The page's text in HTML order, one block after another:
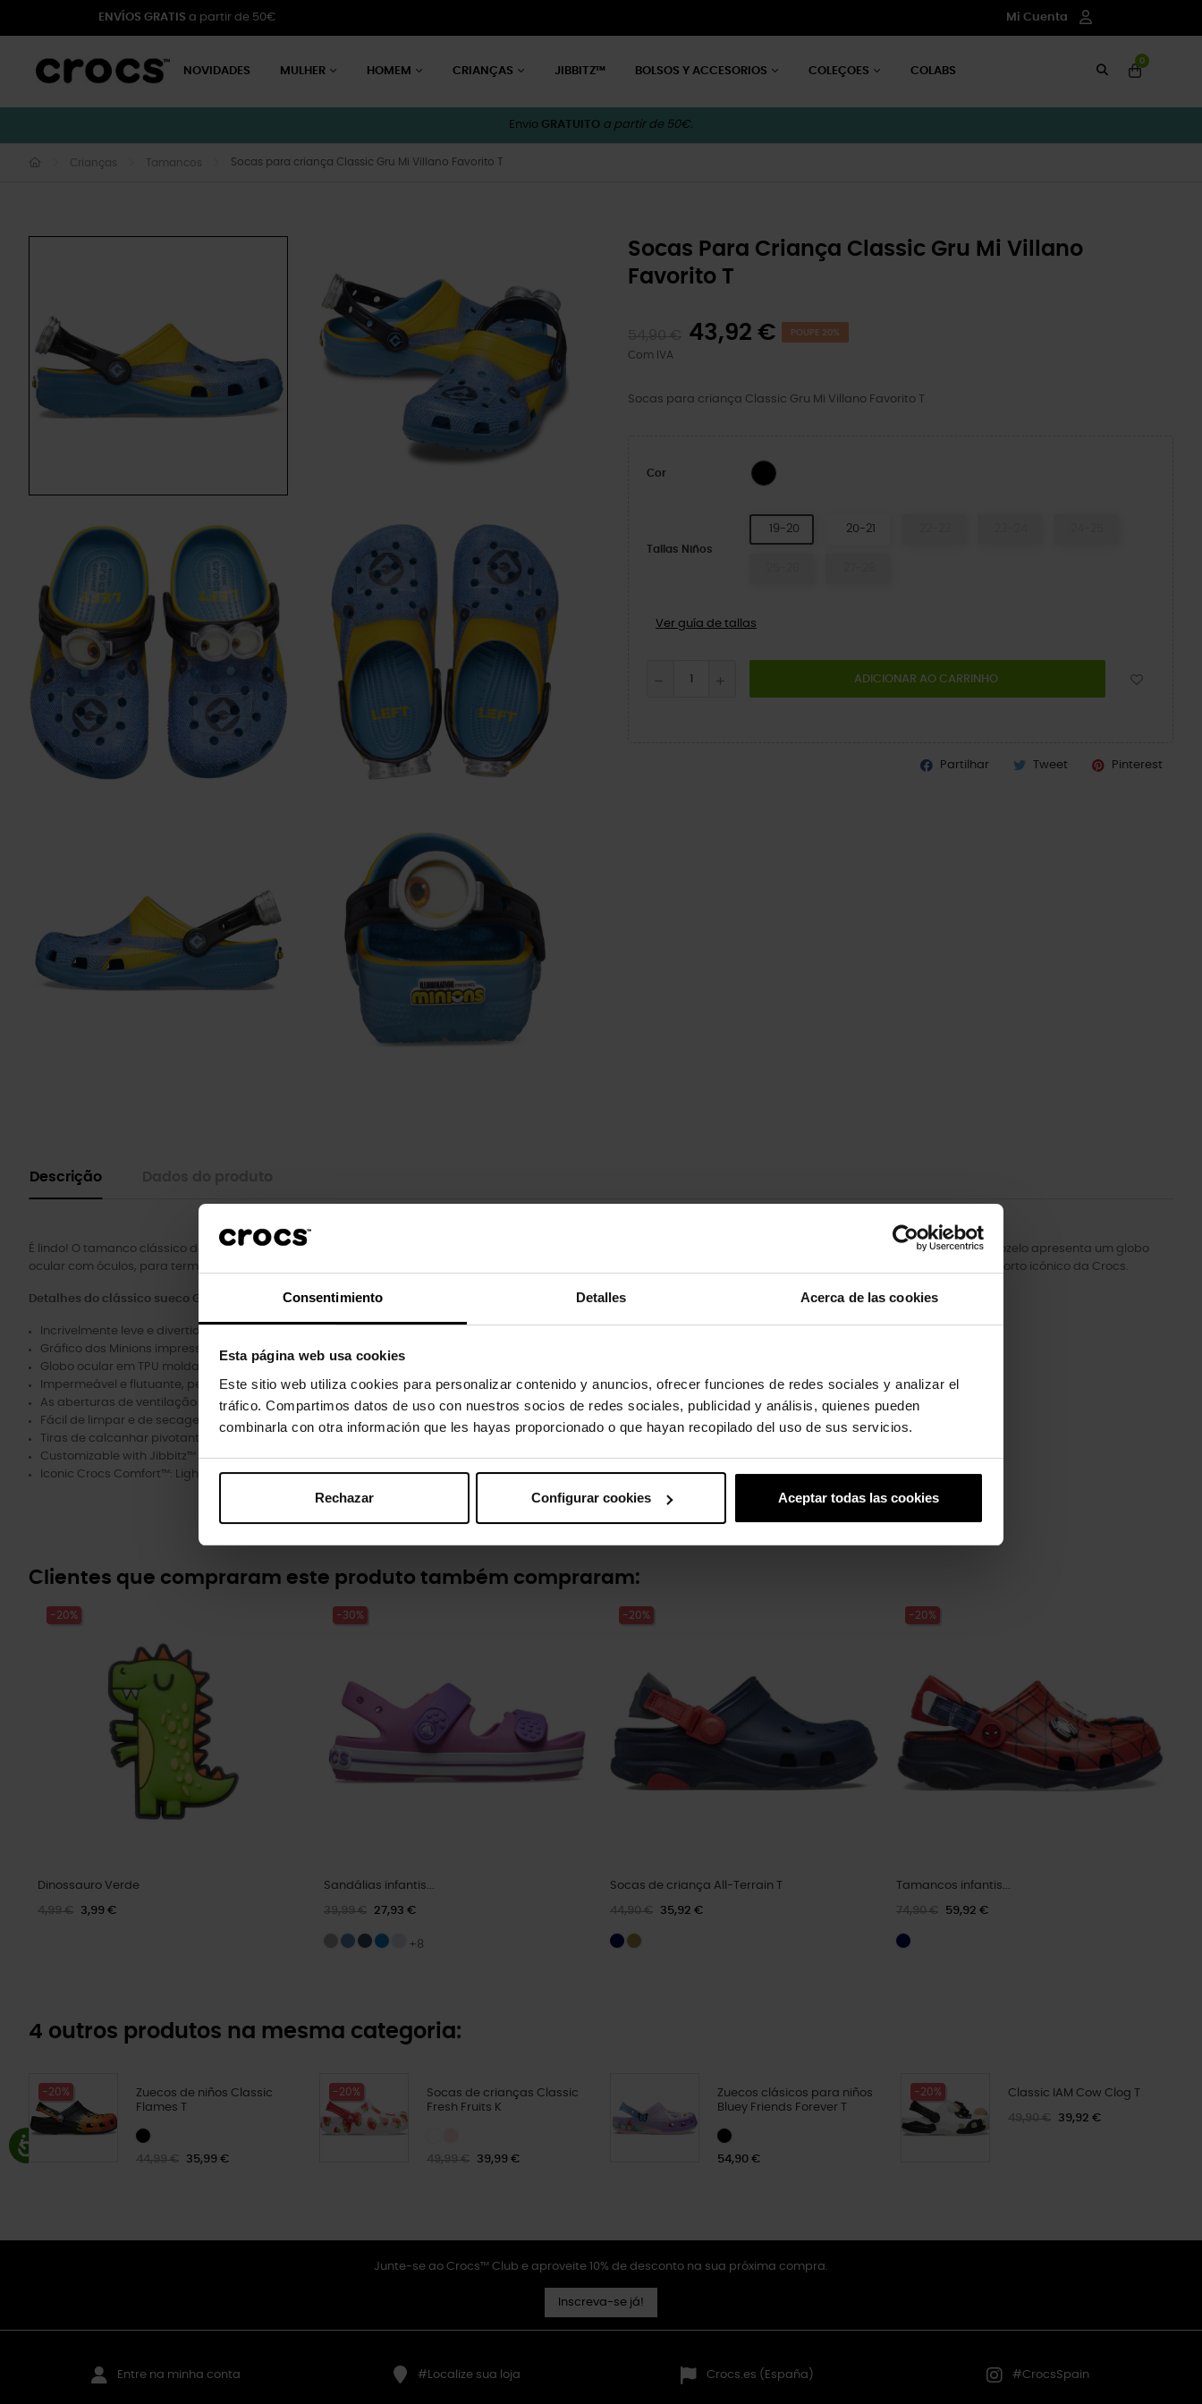
Consentimiento Detalles Acerca de las cookies
Esta página web usa cookies
Este sitio web utiliza cookies para personalizar contenido y anuncios, ofrecer funciones de redes sociales y analizar el
tráfico. Compartimos datos de uso con nuestros socios de redes sociales, publicidad y análisis, quienes pueden
combinarla con otra información que les hayas proporcionado o que hayan recopilado del uso de sus servicios.
Rechazar Configurar cookies Aceptar todas las cookies
ENVÍOS GRATIS a partir de 50€ Mi Cuenta
NOVIDADES MULHER HOMEM CRIANÇAS JIBBITZ™ BOLSOS Y ACCESORIOS COLEÇOES COLABS
0
Envio GRATUITO a partir de 50€.
Crianças Tamancos Socas para criança Classic Gru Mi Villano Favorito T
Socas Para Criança Classic Gru Mi Villano
Favorito T
43,92 € POUPE 20%
Com IVA
Socas para criança Classic Gru Mi Villano Favorito T
Cor BLACK
Tallas Niños
19-20 20-21
Ver guía de tallas
ADICIONAR AO CARRINHO
Partilhar Tweet Pinterest
Descrição
É lindo! O tamanco clássico dos Minions foi concebido para se parecer com a sua personagem amarela favorita, com um macacão de ganga estampado. A tira do tornozelo apresenta um globo
ocular com óculos, para terminar o visual essencial dos Minions. Os logótipos dos Minions adornam o rebite e o calcanhar, enquanto todo o design é sustentado pelo conforto icónico da Crocs.
Detalhes do clássico sueco Gru O meu vilão preferido K:
Incrivelmente leve e divertido de usar.
Gráfico dos Minions impresso à medida.
Globo ocular em TPU moldado com máscara na correia do tornozelo.
Impermeável e flutuante, pesa apenas alguns gramas.
As aberturas de ventilação permitem respirar e ajudam a expelir a água e os detritos.
Fácil de limpar e de secagem rápida.
Tiras de calcanhar pivotantes para um ajuste mais seguro.
Customizable with Jibbitz™ charms.
Iconic Crocs Comfort™: Lightweight. Flexible. 360-degree comfort.
Clientes que compraram este produto também compraram:
-20%
Dinossauro Verde
4,99 € 3,99 €
-30%
Sandálias infantis...
39,99 € 27,93 €
+8
-20%
Socas de criança All-Terrain T
44,90 € 35,92 €
-20%
Tamancos infantis...
74,90 € 59,92 €
4 outros produtos na mesma categoria:
-20%
Zuecos de niños Classic
Flames T
44,99 € 35,99 €
-20%
Socas de crianças Classic
Fresh Fruits K
49,99 € 39,99 €
Zuecos clásicos para niños
Bluey Friends Forever T
54,90 €
-20% Classic IAM Cow Clog T
49,90 € 39,92 €
Junte-se ao Crocs™ Club e aproveite 10% de desconto na sua próxima compra.
Inscreva-se já!
Entre na minha conta #Localize sua loja Crocs.es (España) #CrocsSpain